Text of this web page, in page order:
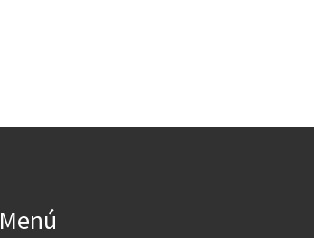
Menú